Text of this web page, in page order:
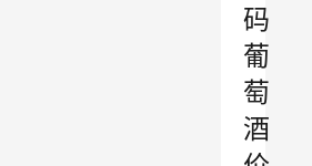
码
葡
萄
酒